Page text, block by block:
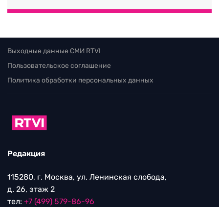
Выходные данные СМИ RTVI
Пользовательское соглашение
Политика обработки персональных данных
Редакция
115280, г. Москва, ул. Ленинская слобода,
д. 26, этаж 2
тел: +7 (499) 579-86-96